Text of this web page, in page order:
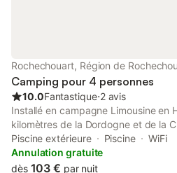
Rochechouart, Région de
Camping pour 4 personnes
10.0Fantastique⋅2 avis
Installé en campagne Limousine en
kilomètres de la Dordogne et de la
humaine, arboré de chênes et de
de pêche, vous saurez apprécier le
règnent sur le site et laisser vos
Piscine extérieure Piscine
WiFi
Annulation gratuite
dès 103 € par nuit